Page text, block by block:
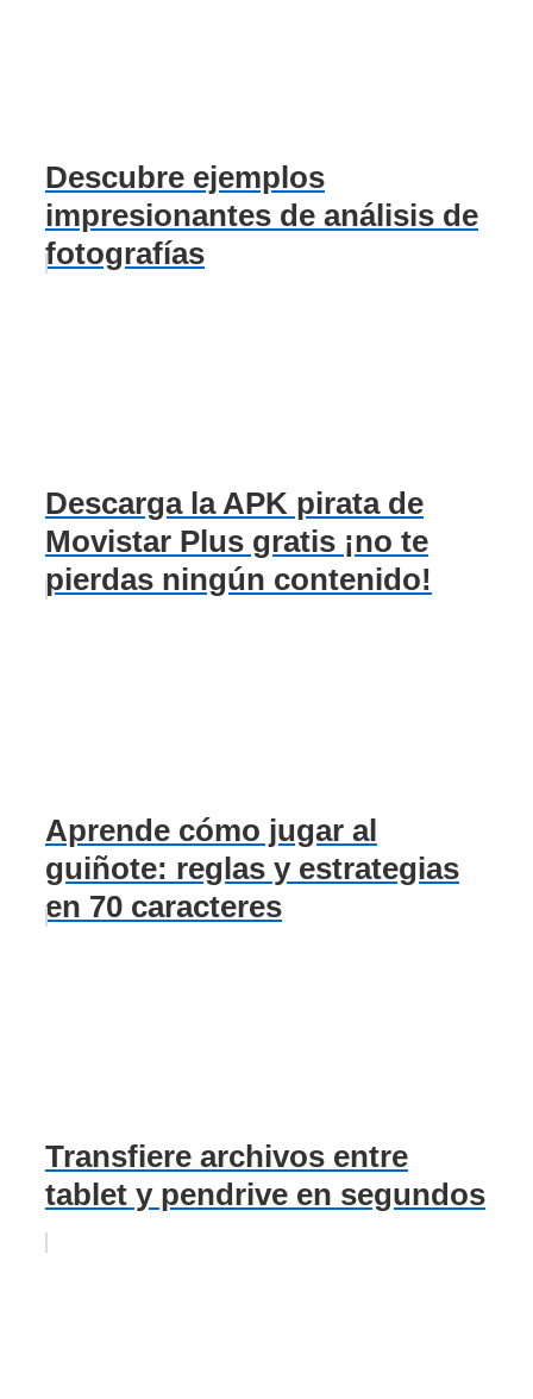
Descubre ejemplos
impresionantes de análisis de
fotografías
Descarga la APK pirata de
Movistar Plus gratis ¡no te
pierdas ningún contenido!
Aprende cómo jugar al
guiñote: reglas y estrategias
en 70 caracteres
Transfiere archivos entre
tablet y pendrive en segundos